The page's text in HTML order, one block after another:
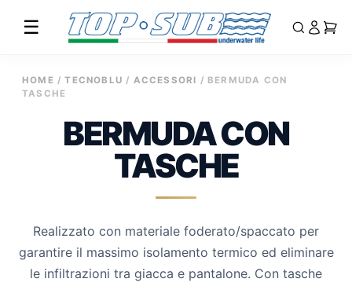
☰
HOME /TECNOBLU / ACCESSORI / BERMUDA CON
TASCHE
BERMUDA CON
TASCHE
Realizzato con materiale foderato/spaccato per
garantire il massimo isolamento termico ed eliminare
le infiltrazioni tra giacca e pantalone. Con tasche